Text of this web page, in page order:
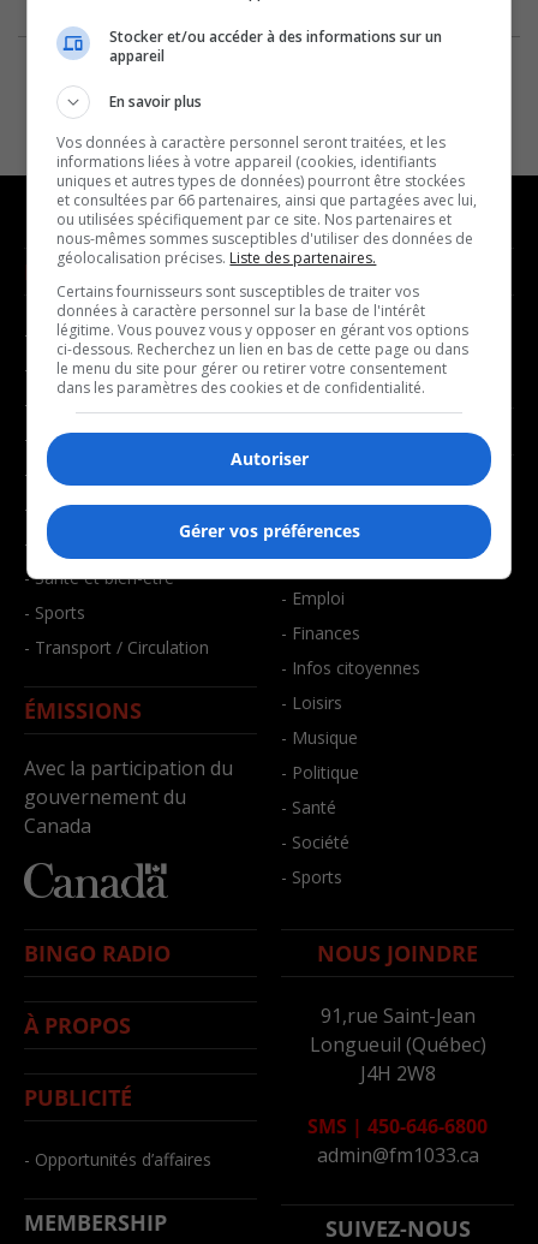
NOUVELLES
- Affaires municipales
- Communauté / Social
- Culture
- Économie
- Éducation
- Environnement
- Faits divers
- Santé et bien-être
- Sports
- Transport / Circulation
ÉMISSIONS
Avec la participation du
gouvernement du
Canada
MUSIQUE
- Décompte franco
- Joué récemment
BALADOS
- Art de vivre
- Bien-être
- Emploi
- Finances
- Infos citoyennes
- Loisirs
- Musique
- Politique
- Santé
- Société
- Sports
BINGO RADIO
À PROPOS
PUBLICITÉ
- Opportunités d’affaires
MEMBERSHIP
NOUS JOINDRE
91,rue Saint-Jean
Longueuil (Québec)
J4H 2W8
SMS | 450-646-6800
admin@fm1033.ca
SUIVEZ-NOUS
Stocker et/ou accéder à des informations sur un
appareil
En savoir plus
Vos données à caractère personnel seront traitées, et les
informations liées à votre appareil (cookies, identifiants
uniques et autres types de données) pourront être stockées
et consultées par 66 partenaires, ainsi que partagées avec lui,
ou utilisées spécifiquement par ce site. Nos partenaires et
nous-mêmes sommes susceptibles d'utiliser des données de
géolocalisation précises. Liste des partenaires.
Certains fournisseurs sont susceptibles de traiter vos
données à caractère personnel sur la base de l'intérêt
légitime. Vous pouvez vous y opposer en gérant vos options
ci-dessous. Recherchez un lien en bas de cette page ou dans
le menu du site pour gérer ou retirer votre consentement
dans les paramètres des cookies et de confidentialité.
Autoriser
Gérer vos préférences